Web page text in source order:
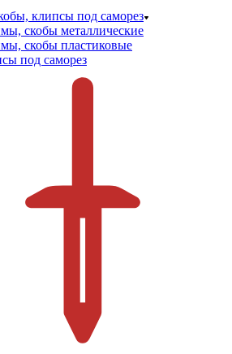
клипсы под саморез
скобы металлические
скобы пластиковые
под саморез